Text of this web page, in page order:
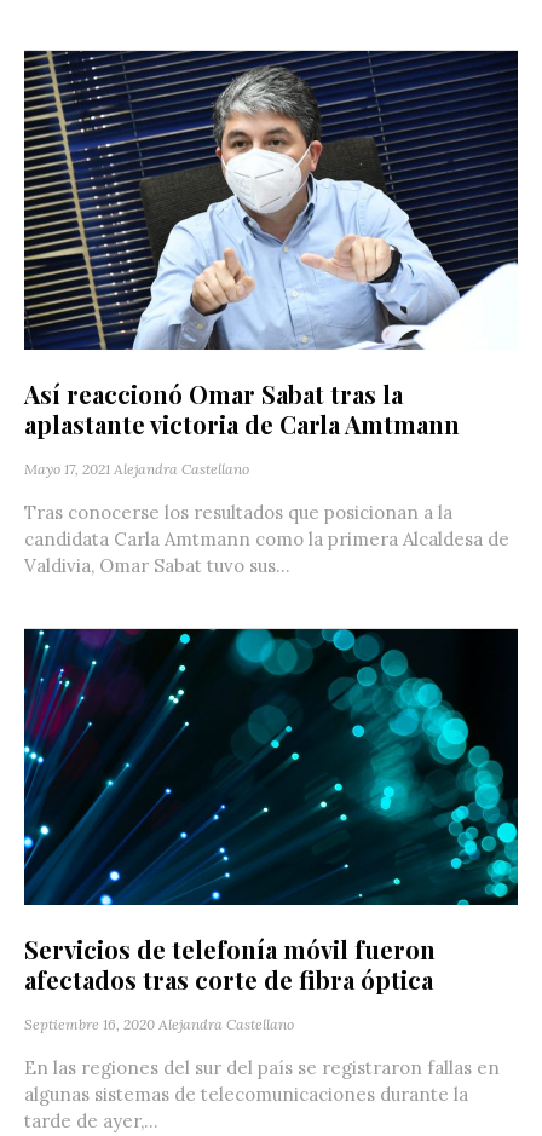
Así reaccionó Omar Sabat tras la
aplastante victoria de Carla Amtmann
Mayo 17, 2021 Alejandra Castellano
Tras conocerse los resultados que posicionan a la
candidata Carla Amtmann como la primera Alcaldesa de
Valdivia, Omar Sabat tuvo sus...
Servicios de telefonía móvil fueron
afectados tras corte de fibra óptica
Septiembre 16, 2020 Alejandra Castellano
En las regiones del sur del país se registraron fallas en
algunas sistemas de telecomunicaciones durante la
tarde de ayer,...